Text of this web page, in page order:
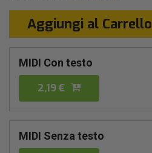
Aggiungi al Carrello
MIDI Con testo
2,19 €
MIDI Senza testo